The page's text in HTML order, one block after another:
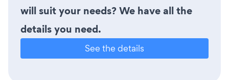
will suit your needs? We have all the
details you need.
See the details